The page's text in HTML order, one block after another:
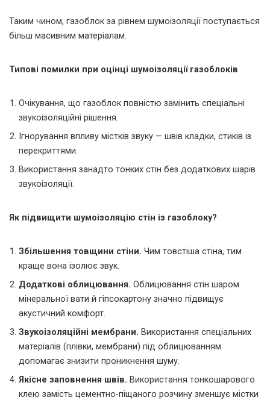
Таким чином, газоблок за рівнем шумоізоляції поступається
більш масивним матеріалам.
Типові помилки при оцінці шумоізоляції газоблоків
Очікування, що газоблок повністю замінить спеціальні
звукоізоляційні рішення.
Ігнорування впливу містків звуку — швів кладки, стиків із
перекриттями.
Використання занадто тонких стін без додаткових шарів
звукоізоляції.
Як підвищити шумоізоляцію стін із газоблоку?
Збільшення товщини стіни. Чим товстіша стіна, тим
краще вона ізолює звук.
Додаткові облицювання. Облицювання стін шаром
мінеральної вати й гіпсокартону значно підвищує
акустичний комфорт.
Звукоізоляційні мембрани. Використання спеціальних
матеріалів (плівки, мембрани) під облицюванням
допомагає знизити проникнення шуму.
Якісне заповнення швів. Використання тонкошарового
клею замість цементно-піщаного розчину зменшує містки